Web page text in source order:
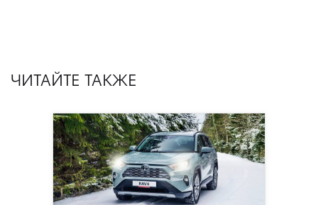
ЧИТАЙТЕ ТАКЖЕ